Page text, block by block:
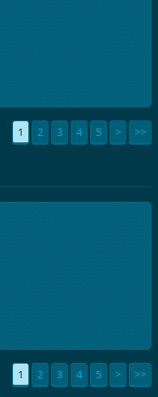
1 2 3 4 5 > >>
1 2 3 4 5 > >>